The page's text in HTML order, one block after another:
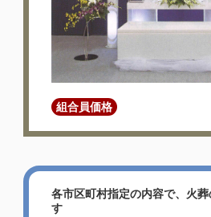
組合員価格
各市区町村指定の内容で、火
す